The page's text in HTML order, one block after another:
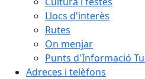
Llocs d'interès
Rutes
On menjar
Punts d'Informació
Adreces i telèfons